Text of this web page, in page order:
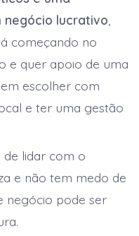
lucrativo
começando no
e quer apoio de uma
escolher com
e ter uma gestão
lidar com o
e não tem medo de
negócio pode ser